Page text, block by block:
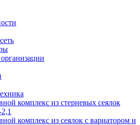
комплекс из стерневых сеялок
комплекс из сеялок с вариатором и